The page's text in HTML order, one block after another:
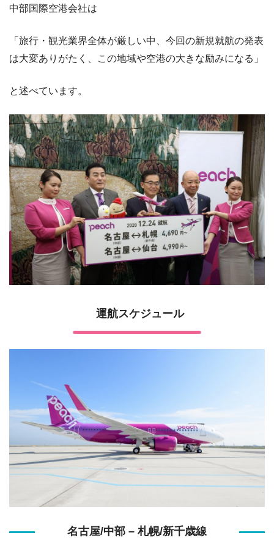
中部国際空港会社は
「旅行・観光業界全体が厳しい中、今回の新規就航の発表
は大変ありがたく、この地域や空港の大きな励みになる」
と述べています。
運航スケジュール
名古屋/中部 – 札幌/新千歳線